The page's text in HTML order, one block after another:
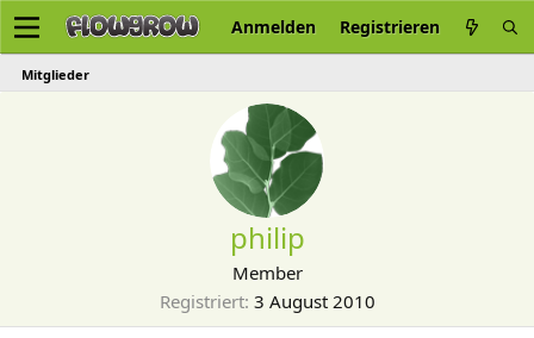
Anmelden Registrieren
Mitglieder
philip
Member
Registriert 3 August 2010